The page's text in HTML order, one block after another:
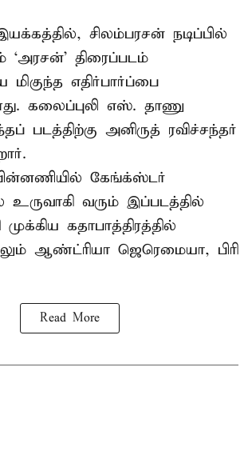
சிலம்பரசன் நடிப்பில்
‘அரசன்’ திரைப்படம்
மிகுந்த எதிர்பார்ப்பை
கலைப்புலி எஸ். தாணு
படத்திற்கு அனிருத் ரவிச்சந்தர்
கேங்க்ஸ்டர்
வரும் இப்படத்தில்
கதாபாத்திரத்தில்
ஆண்ட்ரியா ஜெரெமையா, பிரி
Read More